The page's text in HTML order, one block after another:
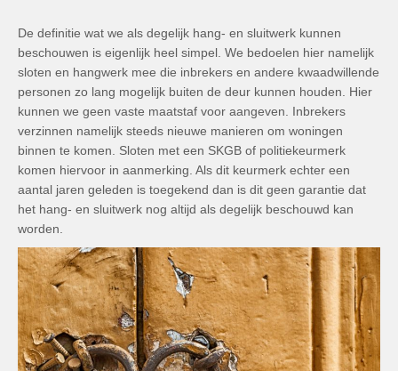
De definitie wat we als degelijk hang- en sluitwerk kunnen
beschouwen is eigenlijk heel simpel. We bedoelen hier namelijk
sloten en hangwerk mee die inbrekers en andere kwaadwillende
personen zo lang mogelijk buiten de deur kunnen houden. Hier
kunnen we geen vaste maatstaf voor aangeven. Inbrekers
verzinnen namelijk steeds nieuwe manieren om woningen
binnen te komen. Sloten met een SKGB of politiekeurmerk
komen hiervoor in aanmerking. Als dit keurmerk echter een
aantal jaren geleden is toegekend dan is dit geen garantie dat
het hang- en sluitwerk nog altijd als degelijk beschouwd kan
worden.